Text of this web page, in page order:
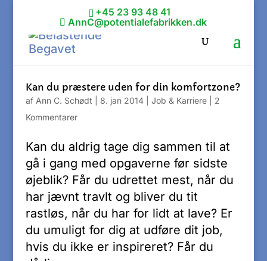
+45 23 93 48 41
AnnC@potentialefabrikken.dk
Kan du præstere uden for din komfortzone?
af Ann C. Schødt 8. jan 2014| Job & Karriere| 2
Kommentarer
Kan du aldrig tage dig sammen til at
gå i gang med opgaverne før sidste
øjeblik? Får du udrettet mest, når du
har jævnt travlt og bliver du tit
rastløs, når du har for lidt at lave? Er
du umuligt for dig at udføre dit job,
hvis du ikke er inspireret? Får du